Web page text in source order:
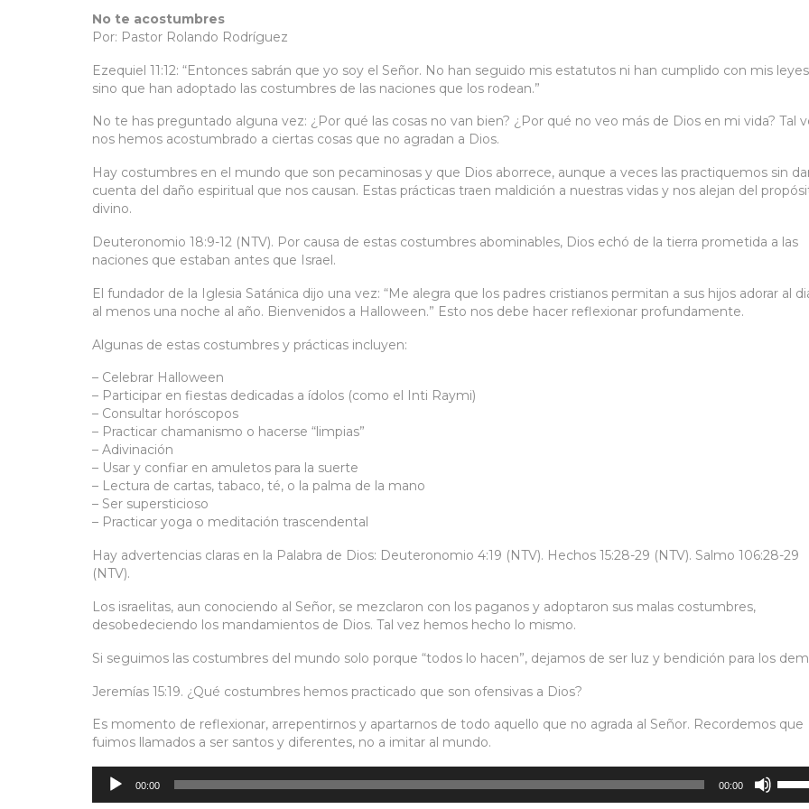
No te acostumbres
Por: Pastor Rolando Rodríguez
Ezequiel 11:12: “Entonces sabrán que yo soy el Señor. No han seguido mis estatutos ni han cumplido con mis
sino que han adoptado las costumbres de las naciones que los rodean.”
No te has preguntado alguna vez: ¿Por qué las cosas no van bien? ¿Por qué no veo más de Dios en mi vida? Tal
nos hemos acostumbrado a ciertas cosas que no agradan a Dios.
Hay costumbres en el mundo que son pecaminosas y que Dios aborrece, aunque a veces las practiquemos sin
cuenta del daño espiritual que nos causan. Estas prácticas traen maldición a nuestras vidas y nos alejan del
divino.
Deuteronomio 18:9-12 (NTV). Por causa de estas costumbres abominables, Dios echó de la tierra prometida a las
naciones que estaban antes que Israel.
El fundador de la Iglesia Satánica dijo una vez: “Me alegra que los padres cristianos permitan a sus hijos adorar al
al menos una noche al año. Bienvenidos a Halloween.” Esto nos debe hacer reflexionar profundamente.
Algunas de estas costumbres y prácticas incluyen:
– Celebrar Halloween
– Participar en fiestas dedicadas a ídolos (como el Inti Raymi)
– Consultar horóscopos
– Practicar chamanismo o hacerse “limpias”
– Adivinación
– Usar y confiar en amuletos para la suerte
– Lectura de cartas, tabaco, té, o la palma de la mano
– Ser supersticioso
– Practicar yoga o meditación trascendental
Hay advertencias claras en la Palabra de Dios: Deuteronomio 4:19 (NTV). Hechos 15:28-29 (NTV). Salmo 106:28-29
(NTV).
Los israelitas, aun conociendo al Señor, se mezclaron con los paganos y adoptaron sus malas costumbres,
desobedeciendo los mandamientos de Dios. Tal vez hemos hecho lo mismo.
Si seguimos las costumbres del mundo solo porque “todos lo hacen”, dejamos de ser luz y bendición para los
Jeremías 15:19. ¿Qué costumbres hemos practicado que son ofensivas a Dios?
Es momento de reflexionar, arrepentirnos y apartarnos de todo aquello que no agrada al Señor. Recordemos que
fuimos llamados a ser santos y diferentes, no a imitar al mundo.
Reproductor
audio 00:00 00:00
las